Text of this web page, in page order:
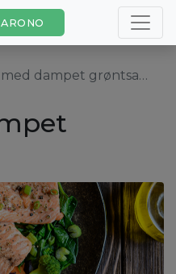
dampet grøntsager